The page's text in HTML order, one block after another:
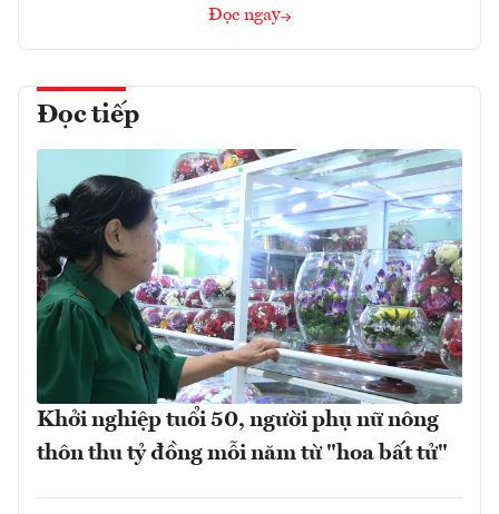
Đọc ngay
Đọc tiếp
Khởi nghiệp tuổi 50, người phụ nữ nông
thôn thu tỷ đồng mỗi năm từ "hoa bất tử"